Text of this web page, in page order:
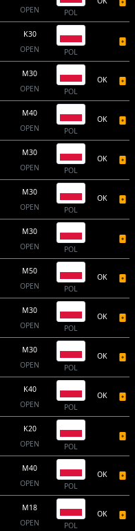
OPEN
POL
K30
OPEN
POL
M30
OPEN
POL
OK
M40
OPEN
POL
OK
M30
OPEN
POL
OK
M30
OPEN
POL
OK
M30
OPEN
POL
M50
OPEN
POL
OK
M30
OPEN
POL
OK
M30
OPEN
POL
OK
K40
OPEN
POL
OK
K20
OPEN
POL
M40
OPEN
POL
OK
M18
OPEN
POL
OK